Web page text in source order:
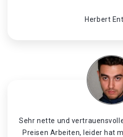
Herbert
Sehr nette und
Preisen Arbeiten, leider hat